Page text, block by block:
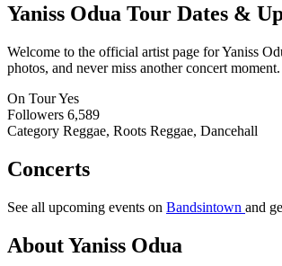
Yaniss Odua Tour Dates &
Welcome to the official artist page for Yaniss
photos, and never miss another concert
On TourYes
Followers 6,589
Category Reggae, Roots Reggae, Dancehall
Concerts
See all upcoming events on Bandsintown and
About Yaniss Odua